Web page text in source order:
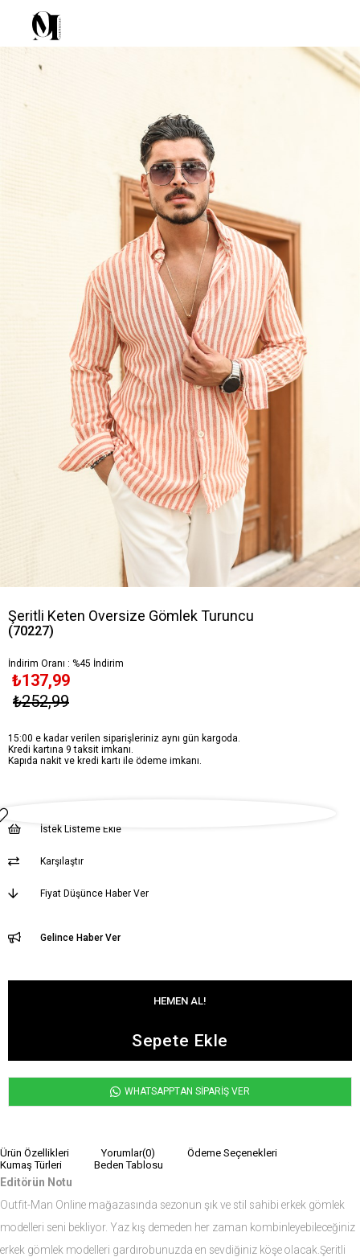
Şeritli Keten Oversize Gömlek Turuncu
(70227)
İndirim Oranı : %45 İndirim
₺252,99
₺137,99
15:00 e kadar verilen siparişleriniz aynı gün kargoda.
Kredi kartına 9 taksit imkanı.
Kapıda nakit ve kredi kartı ile ödeme imkanı.
İstek Listeme Ekle
Karşılaştır
Fiyat Düşünce Haber Ver
Gelince Haber Ver
WHATSAPPTAN SİPARİŞ VER
Ürün Özellikleri Yorumlar(0)
Ödeme Seçenekleri
Kumaş Türleri
Beden Tablosu
Editörün Notu
Outfit-Man Online mağazasında sezonun şık ve stil sahibi erkek gömlek
modelleri seni bekliyor. Yaz kış demeden her zaman kombinleyebileceğiniz
erkek gömlek modelleri gardırobunuzda en sevdiğiniz köşe olacak.Şeritli